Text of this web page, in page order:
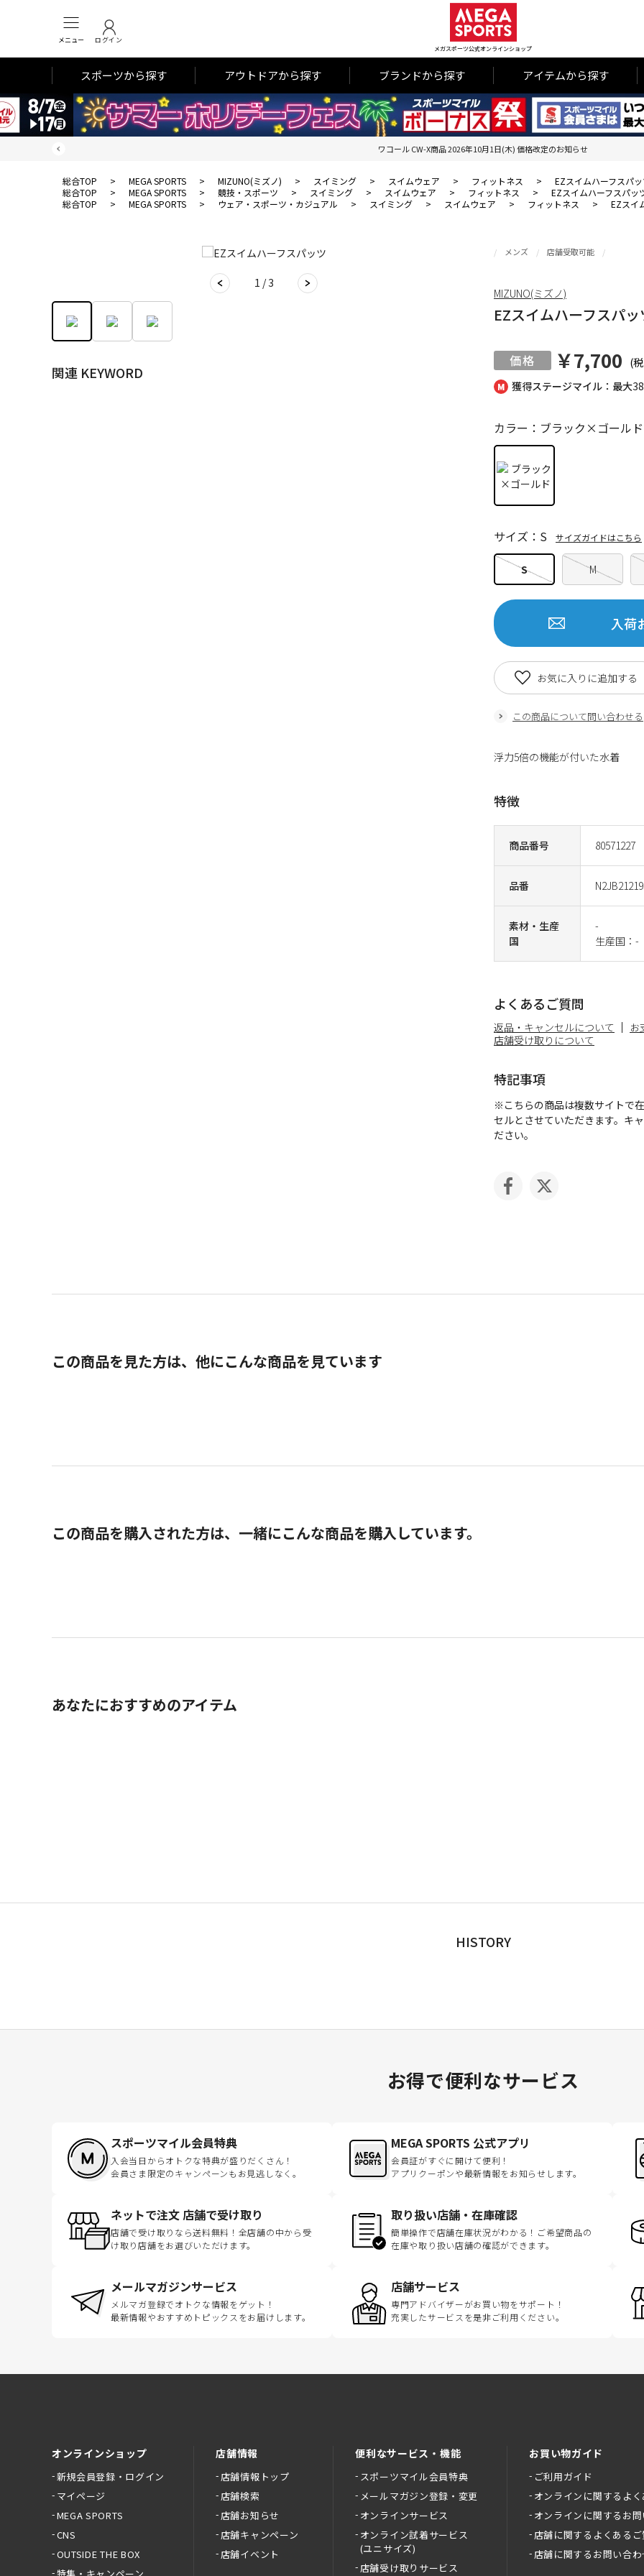
メニュー ログイン
メガスポーツ公式オンラインショップ
スポーツから探す アウトドアから探す ブランドから探す アイテムから探す
ワコール CW-X商品 2026年10月1日(木) 価格改定のお知らせ
総合TOP > MEGA SPORTS > MIZUNO(ミズノ) > スイミング > スイムウェア > フィットネス >
EZスイムハーフスパ
総合TOP
> MEGA SPORTS > 競技・スポーツ > スイミング > スイムウェア > フィットネス >
EZスイムハーフスパッ
総合TOP
> MEGA SPORTS > ウェア・スポーツ・カジュアル > スイミング > スイムウェア > フィットネス > EZスイ
1 / 3
関連 KEYWORD
獲得ステージマイル：最大
メンズ 店舗受取可能
EZスイムハーフスパッ
￥7,700 (
商品番号 80571227
品番
素材・生産
国
-
生産国：-
カラー：ブラック×ゴールド
S M
サイズ：S サイズガイドはこちら
入荷
この商品について問い合わせる
お気に入りに追加する
MIZUNO(ミズノ)
浮力5倍の機能が付いた水着
特徴
よくあるご質問
返品・キャンセルについて
お
店舗受け取りについて
特記事項
※こちらの商品は複数サイトで
セルとさせていただきます。キ
ださい。
この商品を見た方は、他にこんな商品を見ています
この商品を購入された方は、一緒にこんな商品を購入しています。
あなたにおすすめのアイテム
HISTORY
お得で便利なサービス
スポーツマイル会員特典
入会当日からオトクな特典が盛りだくさん！
会員さま限定のキャンペーンもお見逃しなく。
MEGA SPORTS 公式アプリ
会員証がすぐに開けて便利！
アプリクーポンや最新情報をお知らせします。
ネットで注文 店舗で受け取り
店舗で受け取りなら送料無料！全店舗の中から受
け取り店舗をお選びいただけます。
取り扱い店舗・在庫確認
簡単操作で店舗在庫状況がわかる！ご希望商品の
在庫や取り扱い店舗の確認ができます。
メールマガジンサービス
メルマガ登録でオトクな情報をゲット！
最新情報やおすすめトピックスをお届けします。
店舗サービス
専門アドバイザーがお買い物をサポート！
充実したサービスを是非ご利用ください。
オンラインショップ
新規会員登録・ログイン
マイページ
MEGA SPORTS
CNS
OUTSIDE THE BOX
店舗情報
店舗情報トップ
店舗検索
店舗お知らせ
店舗キャンペーン
店舗イベント
便利なサービス・機能
スポーツマイル会員特典
メールマガジン登録・変更
オンラインサービス
オンライン試着サービス
(ユニサイズ)
店舗受け取りサービス
お買い物ガイド
ご利用ガイド
オンラインに関するよ
オンラインに関するお
店舗に関するよくある
店舗に関するお問い合